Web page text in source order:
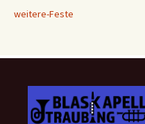
weitere-Feste